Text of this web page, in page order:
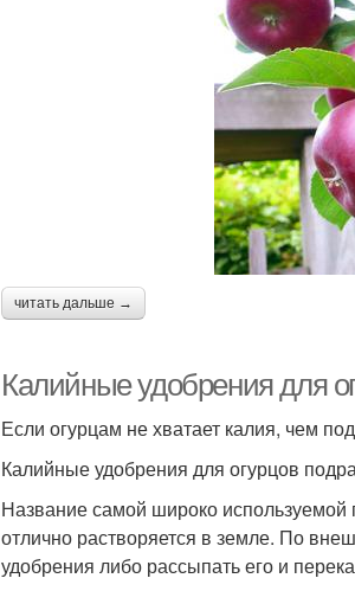
читать дальше →
Калийные удобрения для
Если огурцам не хватает калия, чем
Калийные удобрения для огурцов
Название самой широко
отлично растворяется в земле. По
удобрения либо рассыпать его и